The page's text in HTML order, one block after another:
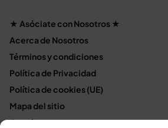
★ Asóciate con Nosotros ★
Acerca de Nosotros
Términos y condiciones
Política de Privacidad
Política de cookies (UE)
Mapa del sitio
Contáctanos